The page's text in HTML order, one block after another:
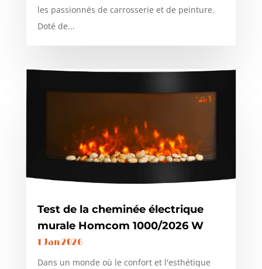
les passionnés de carrosserie et de peinture.
Doté de...
Test de la cheminée électrique
murale Homcom 1000/2026 W
1 Jan 2026
Dans un monde où le confort et l'esthétique